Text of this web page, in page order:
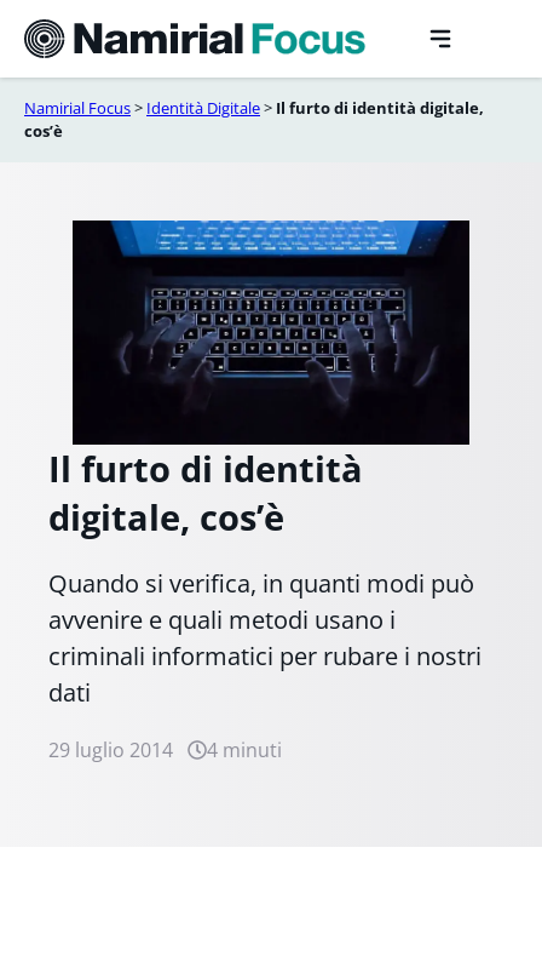
contenuto
Namirial Focus> Identità Digitale> Il furto di identità digitale,
cos’è
Il furto di identità
digitale, cos’è
Quando si verifica, in quanti modi può
avvenire e quali metodi usano i
criminali informatici per rubare i nostri
dati
29 luglio 2014 4 minuti